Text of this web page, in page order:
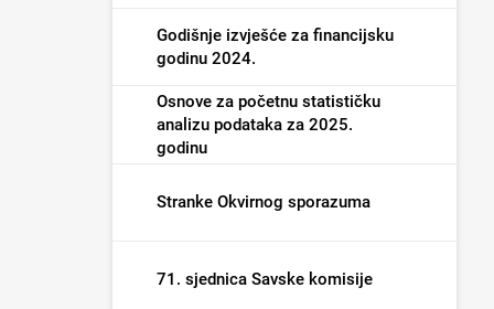
Godišnje izvješće za financijsku
godinu 2024.
Osnove za početnu statističku
analizu podataka za 2025.
godinu
Stranke Okvirnog sporazuma
71. sjednica Savske komisije